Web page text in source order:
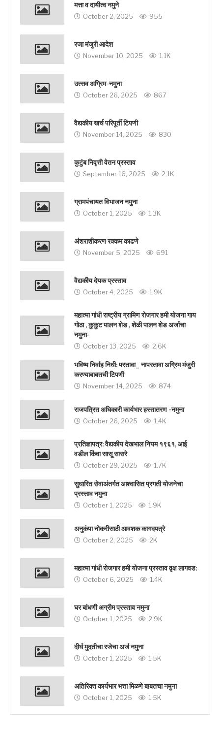
मत्ता व दायीत्व नमुने
October 2, 2025 955
रजा मंजुरी आदेश
November 10, 2025 1.1K
उत्सव अग्रिम-नमुना
October 26, 2025 867
वैद्यकीय खर्च परिपूर्ती टिपणी
November 14, 2025 830
कुटुंब निवृत्ती वेतन प्रस्ताव
September 16, 2025 2.1K
ग्रामपंचायत विभाजन नमुना
October 1, 2025 1.3K
अंशराशीकरण रक्कम काढणे
November 5, 2025 691
वैद्यकीय देयक प्रस्ताव
October 4, 2025 1.9K
महात्मा गांधी राष्ट्रीय ग्रामिण रोजगार हमी योजना गाय
गोठा , कुकुट पालन शेड , शेळी पालन शेड अर्जाचा
नमुना-
October 13, 2025 2.6K
भविष्य निर्वाह निधी: परतावा_ नापरतावा अग्रिम मंजुरी
करण्याबाबतची टिपणी
November 14, 2025 874
राजपत्रित अधिकारी कार्यभार हस्तातरण -नमुना
October 26, 2025 1.4K
प्रतिज्ञापत्र: वैद्यकीय देखभाल नियम १९६१, आई
वडील किंवा सासू सासरे
October 29, 2025 1.7K
सुधारित सेवाअंतर्गत आश्वासित प्रगती योजनेचा
प्रस्ताव नमुना
October 1, 2025 1.9K
अनुकंपा नोकरीसाठी आवशक कागदपत्रे
October 2, 2025 2K
महात्मा गांधी रोजगार हमी योजना प्रस्ताव वृक्ष लागवड:
October 6, 2025 1.4K
घर बांधणी अग्रीम प्रस्ताव नमुना
October 1, 2025 2.9K
दीर्घ मुदतीचा रजेचा अर्ज नमुना
October 1, 2025 1.5K
अतिरिक्त कार्यभार भत्ता मिळणे बाबतचा नमुना
October 1, 2025 1.5K